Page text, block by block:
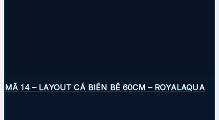
MÃ 14 – LAYOUT CÁ BIỂN BỂ 60CM – ROYALAQUA